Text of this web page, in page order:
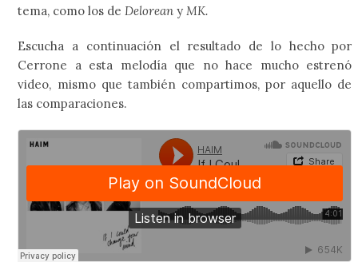
tema, como los deDelorean yMK.
Escucha a continuación el resultado de lo hecho por
Cerrone a esta melodía que no hace mucho estrenó
video, mismo que también compartimos, por aquello de
las comparaciones.